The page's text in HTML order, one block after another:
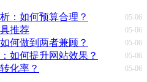
：如何预算合理？ 05-06
推荐 05-06
何做到两者兼顾？ 05-06
如何提升网站效果？ 05-06
化率？ 05-06